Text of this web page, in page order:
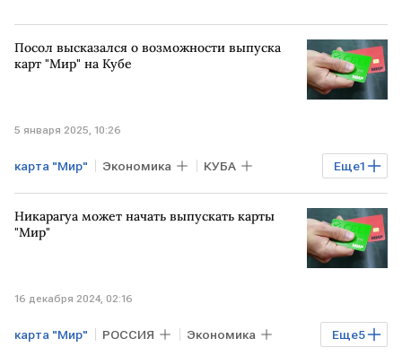
Посол высказался о возможности выпуска
карт "Мир" на Кубе
5 января 2025, 10:26
Еще1
карта "Мир" Экономика КУБА
РОССИЯ
Никарагуа может начать выпускать карты
"Мир"
16 декабря 2024, 02:16
Еще5
карта "Мир" РОССИЯ Экономика